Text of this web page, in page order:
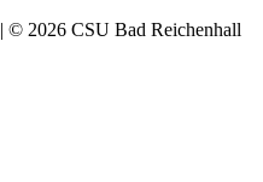
| © 2026 CSU Bad Reichenhall